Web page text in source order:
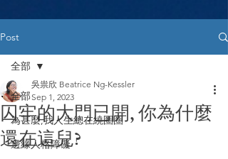
Post
全部
為甚麼,我人生總在繞圈圈
邊緣人格障礙
全部
囚牢的大門已開, 你為什麼
還在這兒?
吳祟欣 Beatrice Ng-Kessler
Sep 1, 2023